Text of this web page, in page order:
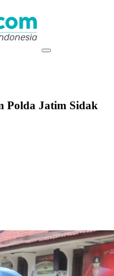
Polda Jatim Sidak